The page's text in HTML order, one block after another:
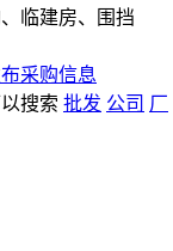
临建房、围挡
采购信息
搜索 批发 公司 厂